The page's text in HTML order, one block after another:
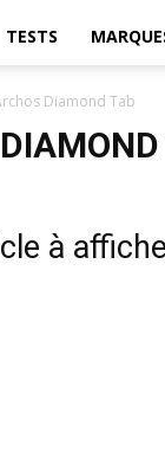
TESTS
Diamond Tab
à